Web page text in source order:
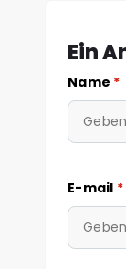
Ein
Name *
E-mail *